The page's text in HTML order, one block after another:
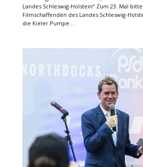
Landes Schleswig-Holstein“ Zum 23. Mal
Filmschaffenden des Landes Schleswig-
die Kieler Pumpe....